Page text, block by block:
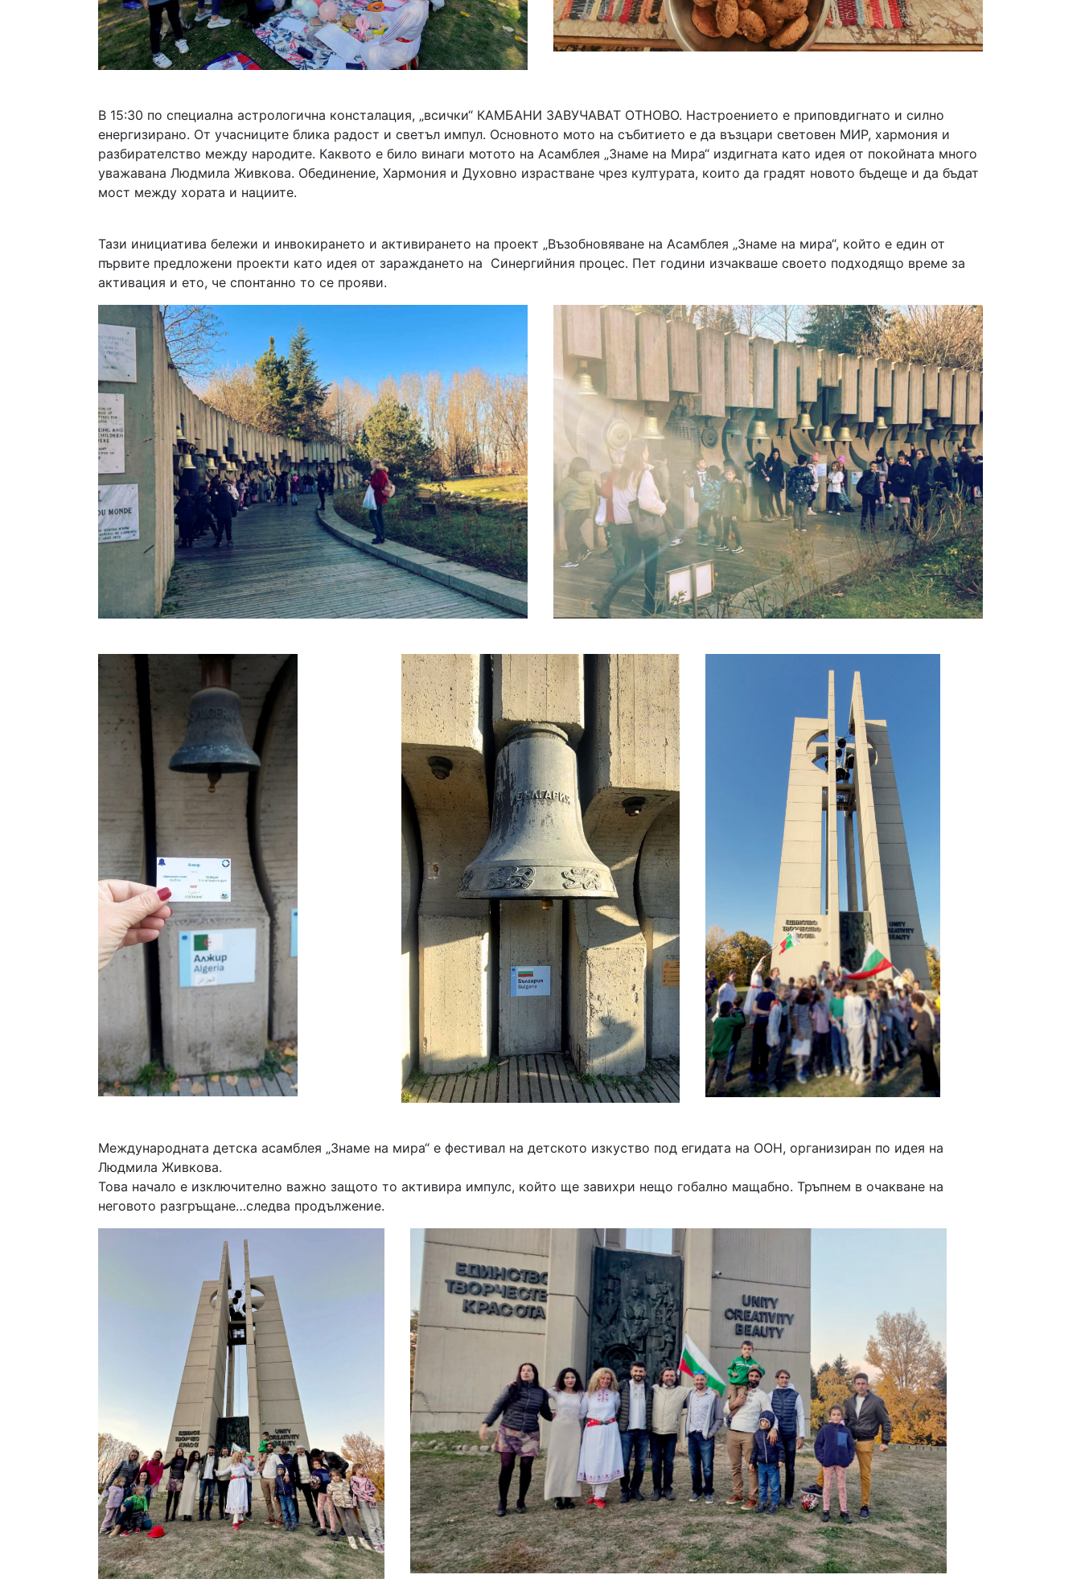
В 15:30 по специална астрологична консталация, „всички“ КАМБАНИ ЗАВУЧАВАТ ОТНОВО. Настроението е приповдигнато и силно
енергизирано. От учасниците блика радост и светъл импул. Основното мото на събитието е да възцари световен МИР, хармония и
разбирателство между народите. Каквото е било винаги мотото на Асамблея „Знаме на Мира“ издигната като идея от покойната много
уважавана Людмила Живкова. Обединение, Хармония и Духовно израстване чрез културата, които да градят новото бъдеще и да бъдат
мост между хората и нациите.
Тази инициатива бележи и инвокирането и активирането на проект „Възобновяване на Асамблея „Знаме на мира“, който е един от
първите предложени проекти като идея от зараждането на Синергийния процес. Пет години изчакваше своето подходящо време за
активация и ето, че спонтанно то се прояви.
Международната детска асамблея „Знаме на мира“ е фестивал на детското изкуство под егидата на ООН, организиран по идея на
Людмила Живкова.
Това начало е изключително важно защото то активира импулс, който ще завихри нещо гобално мащабно. Тръпнем в очакване на
неговото разгръщане…следва продължение.